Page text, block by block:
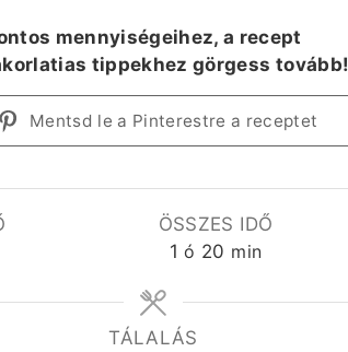
mennyiségeihez, a recept
tippekhez görgess tovább!
Mentsd le a Pinterestre a receptet
ÖSSZES IDŐ
1 óra
ó 20 perc
min
TÁLALÁS